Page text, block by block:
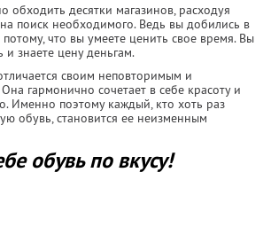
обходить десятки магазинов, расходуя
поиск необходимого. Ведь вы добились в
что вы умеете ценить свое время. Вы
и знаете цену деньгам.
своим неповторимым и
гармонично сочетает в себе красоту и
Именно поэтому каждый, кто хоть раз
обувь, становится ее неизменным
обувь по вкусу!